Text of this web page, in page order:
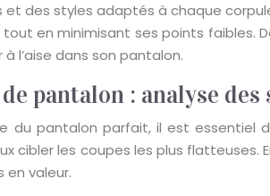
des styles adaptés à chaque
en minimisant ses points faibles.
l’aise dans son pantalon.
pantalon : analyse
du pantalon parfait, il est essentiel
cibler les coupes les plus flatteuses.
valeur.